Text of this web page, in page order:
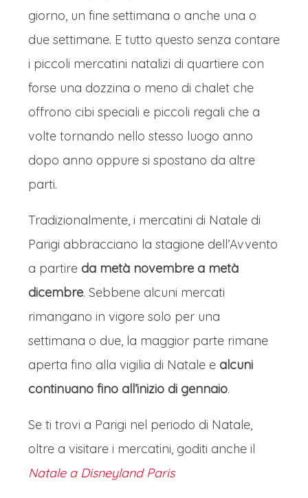
giorno, un fine settimana o anche una o
due settimane. E tutto questo senza contare
i piccoli mercatini natalizi di quartiere con
forse una dozzina o meno di chalet che
offrono cibi speciali e piccoli regali che a
volte tornando nello stesso luogo anno
dopo anno oppure si spostano da altre
parti.
Tradizionalmente, i mercatini di Natale di
Parigi abbracciano la stagione dell’Avvento
a partire da metà novembre a metà
dicembre. Sebbene alcuni mercati
rimangano in vigore solo per una
settimana o due, la maggior parte rimane
aperta fino alla vigilia di Natale e alcuni
continuano fino all’inizio di gennaio.
Se ti trovi a Parigi nel periodo di Natale,
oltre a visitare i mercatini, goditi anche il
Natale a Disneyland Paris